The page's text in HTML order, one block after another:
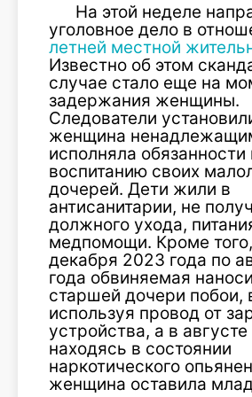
На этой неделе
уголовное дело в
летней местной
Известно об этом
случае стало еще на
задержания женщины.
Следователи
женщина
исполняла обязанности
воспитанию своих
дочерей. Дети жили в
антисанитарии, не
должного ухода,
медпомощи. Кроме
декабря 2023 года по
года обвиняемая
старшей дочери побои,
используя провод от
устройства, а в
находясь в состоянии
наркотического
женщина оставила